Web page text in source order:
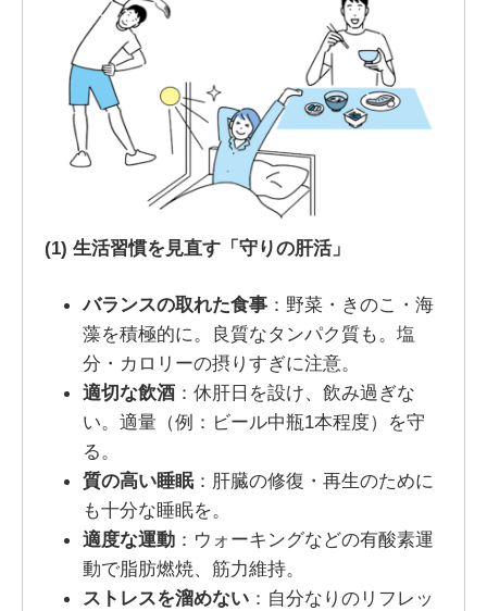
(1) 生活習慣を見直す「守りの肝活」
バランスの取れた食事：野菜・きのこ・海
藻を積極的に。良質なタンパク質も。塩
分・カロリーの摂りすぎに注意。
適切な飲酒：休肝日を設け、飲み過ぎな
い。適量（例：ビール中瓶1本程度）を守
る。
質の高い睡眠：肝臓の修復・再生のために
も十分な睡眠を。
適度な運動：ウォーキングなどの有酸素運
動で脂肪燃焼、筋力維持。
ストレスを溜めない：自分なりのリフレッ